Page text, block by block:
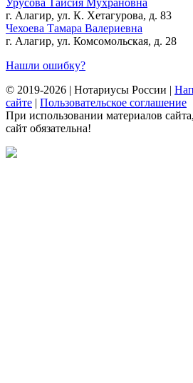
г. Алагир, ул. К. Хетагурова, д. 83
Чехоева Тамара Валериевна
г. Алагир, ул. Комсомольская, д. 28
Нашли ошибку?
© 2019-2026 | Нотариусы России |
сайте | Пользовательское соглашение
При использовании материалов
сайт обязательна!